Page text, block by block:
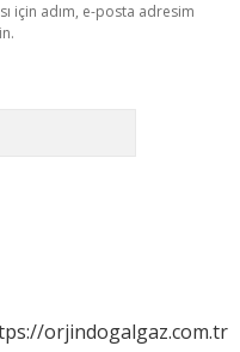
için adım, e-posta adresim
orjindogalgaz.com.tr